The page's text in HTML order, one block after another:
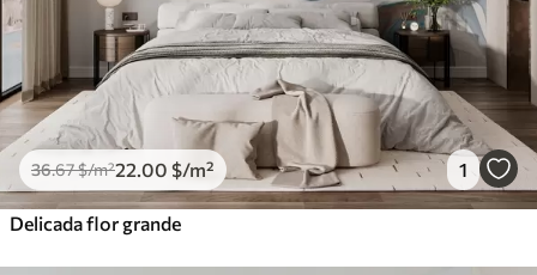
36.67$/m²22 .00 $/m² 1
Delicada flor grande